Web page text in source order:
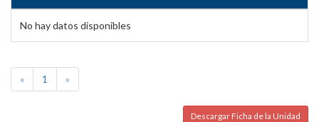
No hay datos disponibles
« 1 »
Descargar Ficha de la Unidad